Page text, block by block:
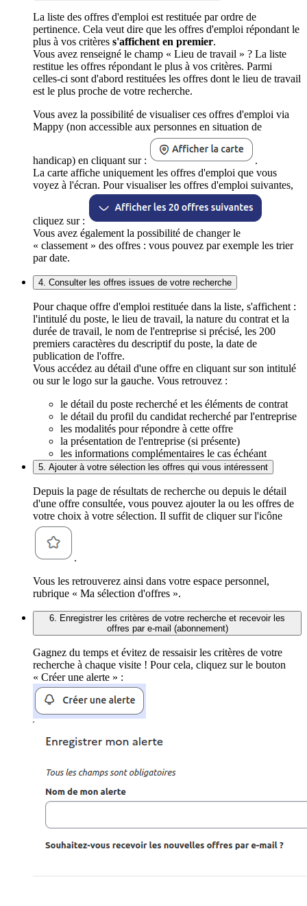
La liste des offres d'emploi est restituée par ordre de
pertinence. Cela veut dire que les offres d'emploi répondant le
plus à vos critères s'affichent en premier.
Vous avez renseigné le champ « Lieu de travail » ? La liste
restitue les offres répondant le plus à vos critères. Parmi
celles-ci sont d'abord restituées les offres dont le lieu de travail
est le plus proche de votre recherche.
Vous avez la possibilité de visualiser ces offres d'emploi via
Mappy (non accessible aux personnes en situation de
handicap) en cliquant sur :
.
La carte affiche uniquement les offres d'emploi que vous
voyez à l'écran. Pour visualiser les offres d'emploi suivantes,
cliquez sur :
Vous avez également la possibilité de changer le
« classement » des offres : vous pouvez par exemple les trier
par date.
4. Consulter les offres issues de votre recherche
Pour chaque offre d'emploi restituée dans la liste, s'affichent :
l'intitulé du poste, le lieu de travail, la nature du contrat et la
durée de travail, le nom de l'entreprise si précisé, les 200
premiers caractères du descriptif du poste, la date de
publication de l'offre.
Vous accédez au détail d'une offre en cliquant sur son intitulé
ou sur le logo sur la gauche. Vous retrouvez :
le détail du poste recherché et les éléments de contrat
le détail du profil du candidat recherché par l'entreprise
les modalités pour répondre à cette offre
la présentation de l'entreprise (si présente)
les informations complémentaires le cas échéant
5. Ajouter à votre sélection les offres qui vous intéressent
Depuis la page de résultats de recherche ou depuis le détail
d'une offre consultée, vous pouvez ajouter la ou les offres de
votre choix à votre sélection. Il suffit de cliquer sur l'icône
.
Vous les retrouverez ainsi dans votre espace personnel,
rubrique « Ma sélection d'offres ».
6. Enregistrer les critères de votre recherche et recevoir les
offres par e-mail (abonnement)
Gagnez du temps et évitez de ressaisir les critères de votre
recherche à chaque visite ! Pour cela, cliquez sur le bouton
« Créer une alerte » :